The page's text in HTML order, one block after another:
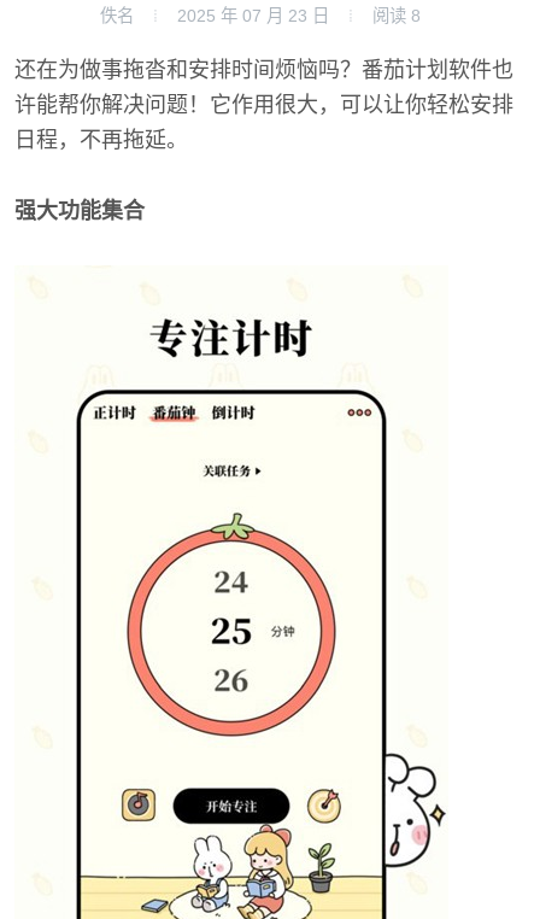
佚名 2025 年 07 月 23 日 阅读 8
还在为做事拖沓和安排时间烦恼吗？番茄计划软件也
许能帮你解决问题！它作用很大，可以让你轻松安排
日程，不再拖延。
强大功能集合